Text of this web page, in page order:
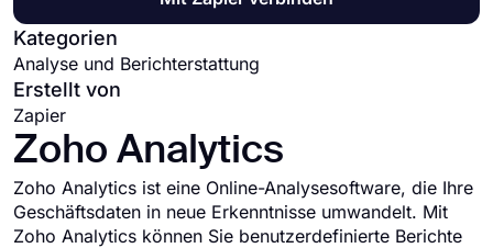
Kategorien
Analyse und Berichterstattung
Erstellt von
Zapier
Zoho Analytics
Zoho Analytics ist eine Online-Analysesoftware, die Ihre
Geschäftsdaten in neue Erkenntnisse umwandelt. Mit
Zoho Analytics können Sie benutzerdefinierte Berichte